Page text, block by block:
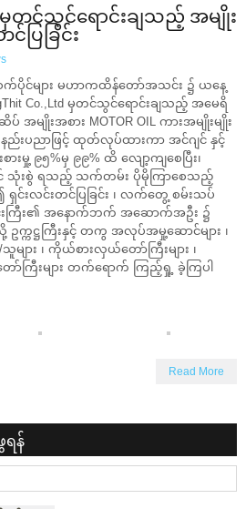
မှတင်သွင်ရောင်းချသည့် အမျိုး
ပြခြင်း
စက်ပိုင်များ မဟာကထိန်တော်အသင်း ၌ ယနေ့
Co.,Ltd မှတင်သွင်ရောင်းချသည့် အမေရိ
ျိုးအစား MOTOR OIL ကားအမျိုးမျိုး
ည်းပညာဖြင့် ထုတ်လုပ်ထားကာ အင်ဂျင် နှင့်
မှု့ ၉၅%မှ ၉၉% ထိ လျော့ကျစေပြီး၊
င် သုံးစွဲ ရသည့် သက်တမ်း ပိုမိုကြာစေသည့်
င်းလင်းတင်ပြခြင်း ၊ လက်တွေ့ စမ်းသပ်
းကြီး၏ အနောက်ဘက် အဆောက်အဦး ၌
က္ကဋ္ဌကြီးနှင့် တကွ အလုပ်အမှု့ဆောင်များ ၊
များ ၊ ကိုယ်စားလှယ်တော်ကြီးများ ၊
ကြီးများ တက်ရောက် ကြည့်ရှု့ ခဲ့ကြပါ
Read More
န်